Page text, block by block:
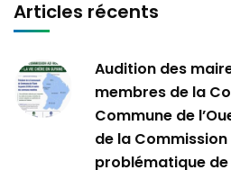
Articles récents
Audition des
membres de la
Commune de
de la Commission
problématique